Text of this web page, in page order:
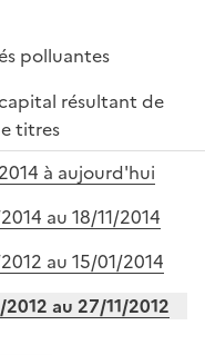
polluantes
résultant de
titres
à aujourd'hui
au 18/11/2014
au 15/01/2014
au 27/11/2012